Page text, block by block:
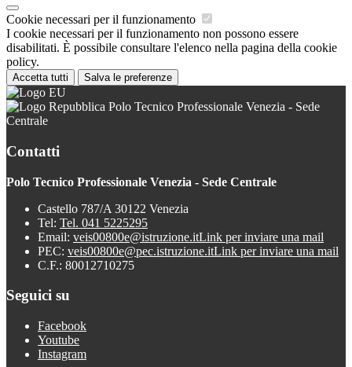
Cookie necessari per il funzionamento
I cookie necessari per il funzionamento non possono essere
disabilitati. È possibile consultare l'elenco nella pagina della cookie
policy.
Accetta tutti Salva le preferenze
Polo Tecnico Professionale Venezia - Sede
Centrale
Contatti
Polo Tecnico Professionale Venezia - Sede Centrale
Castello 787/A 30122 Venezia
Tel: Tel. 041 5225295
Email: veis00800e@istruzione.itLink per inviare una mail
PEC: veis00800e@pec.istruzione.itLink per inviare una mail
C.F.: 80012710275
Seguici su
Facebook
Youtube
Instagram